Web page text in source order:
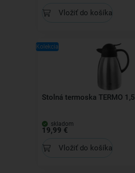
Vložiť do košíka
Kolekcia
Stolná termoska TERMO 1,5 l
skladom
19,99 €
Vložiť do košíka